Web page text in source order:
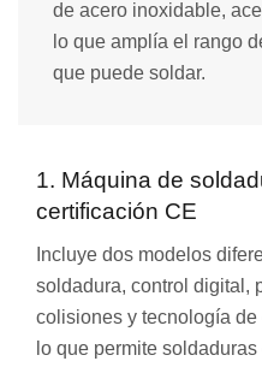
de acero inoxidable,
lo que amplía el rango
que puede soldar.
1. Máquina de
certificación CE
Incluye dos modelos
soldadura, control digital,
colisiones y tecnología
lo que permite